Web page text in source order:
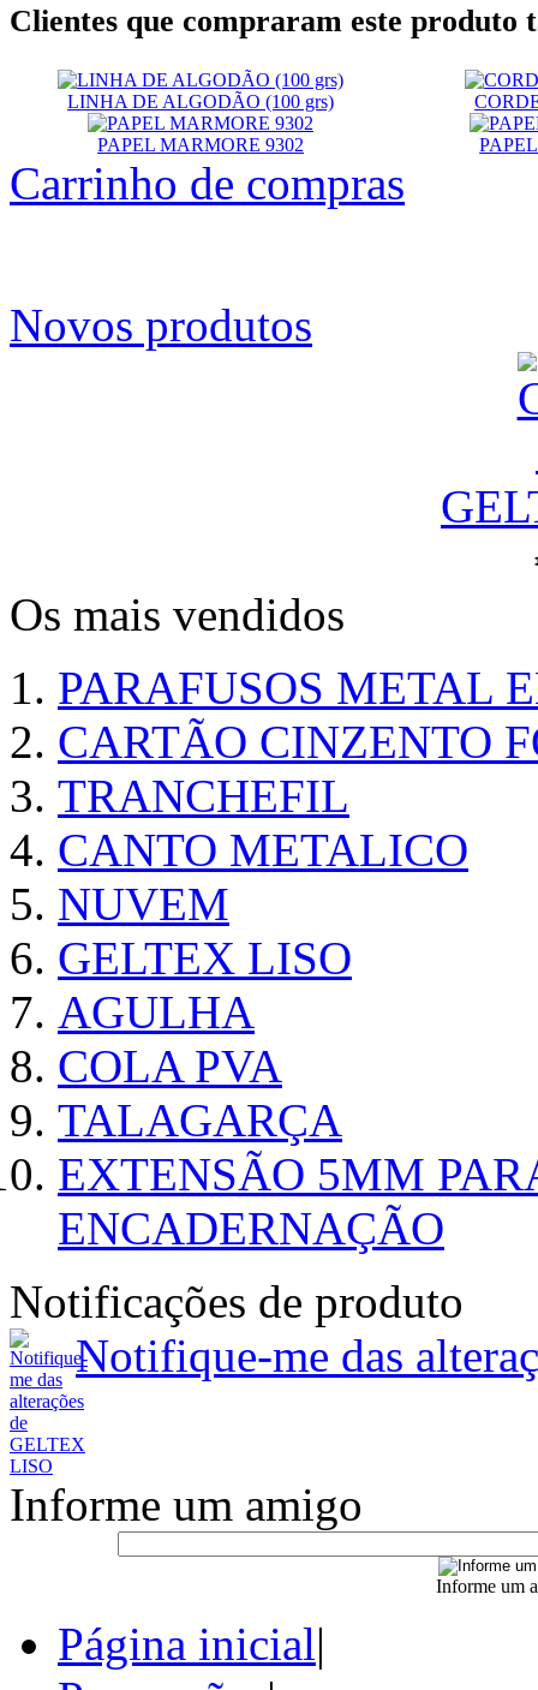
Clientes que compraram este produto
LINHA DE ALGODÃO (100 grs)
PAPEL MARMORE 9302
Carrinho de compras
Novos produtos
Os mais vendidos
PARAFUSOS METAL
CARTÃO CINZENTO
TRANCHEFIL
CANTO METALICO
NUVEM
GELTEX LISO
AGULHA
COLA PVA
TALAGARÇA
EXTENSÃO 5MM
ENCADERNAÇÃO
Notificações de produto
Notifique-me das
Informe um amigo
Informe um
Página inicial|